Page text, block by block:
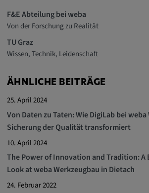
F&E Abteilung bei weba
Von der Forschung zu Realität
TU Graz
Wissen, Technik, Leidenschaft
ÄHNLICHE BEITRÄGE
25. April 2024
Von Daten zu Taten: Wie DigiLab bei
Sicherung der Qualität transformiert
10. April 2024
The Power of Innovation and Tradition: A
Look at weba Werkzeugbau in Dietach
24. Februar 2022
Anbieter:
matterport.com
Diese Cookies werden von
dienen der Analyse von
Verhaltens auf verschiedenen
und/oder der Bereitstellung
Werbung.
Alle externe Medien
Name: